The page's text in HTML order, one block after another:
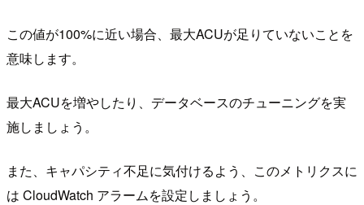
この値が100%に近い場合、最大ACUが足りていないことを
意味します。
最大ACUを増やしたり、データベースのチューニングを実
施しましょう。
また、キャパシティ不足に気付けるよう、このメトリクスに
は CloudWatch アラームを設定しましょう。